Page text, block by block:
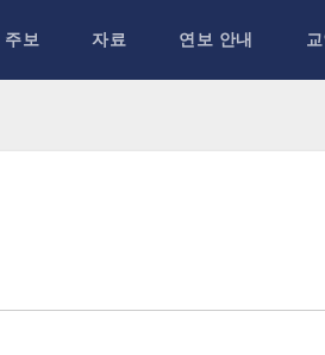
주보 자료 연보 안내